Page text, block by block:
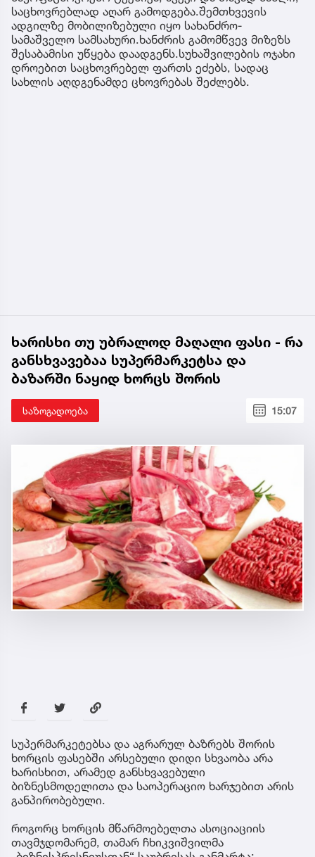
საცხოვრებლად აღარ გამოდგება.შემთხვევის
ადგილზე მობილიზებული იყო სახანძრო-
სამაშველო სამსახური.ხანძრის გამომწვევ მიზეზს
შესაბამისი უწყება დაადგენს.სუხაშვილების ოჯახი
დროებით საცხოვრებელ ფართს ეძებს, სადაც
სახლის აღდგენამდე ცხოვრებას შეძლებს.
ხარისხი თუ უბრალოდ მაღალი ფასი - რა
განსხვავებაა სუპერმარკეტსა და
ბაზარში ნაყიდ ხორცს შორის
საზოგადოება 15:07
სუპერმარკეტებსა და აგრარულ ბაზრებს შორის
ხორცის ფასებში არსებული დიდი სხვაობა არა
ხარისხით, არამედ განსხვავებული
ბიზნესმოდელითა და საოპერაციო ხარჯებით არის
განპირობებული.
როგორც ხორცის მწარმოებელთა ასოციაციის
თავმჯდომარემ, თამარ ჩხიკვიშვილმა